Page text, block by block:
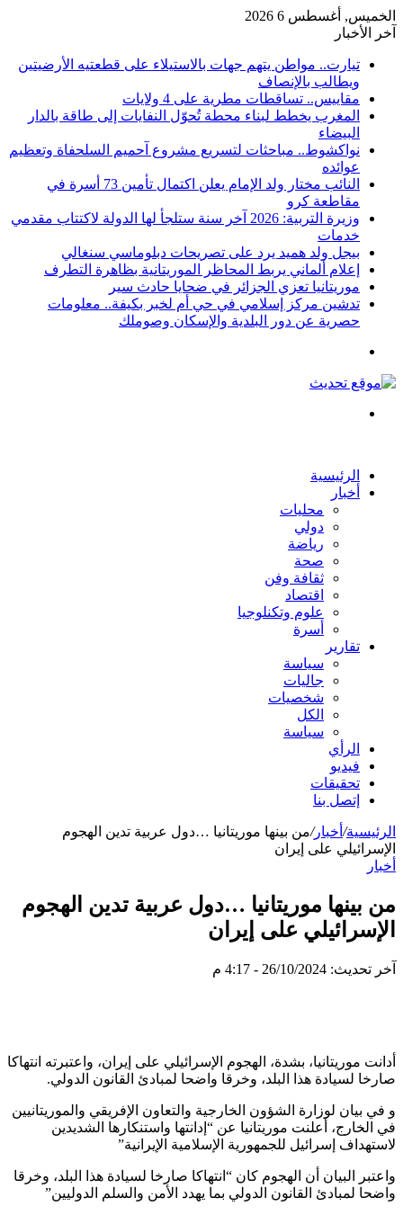
الخميس, أغسطس 6 2026
آخر الأخبار
تيارت.. مواطن يتهم جهات بالاستيلاء على قطعتيه الأرضيتين
ويطالب بالإنصاف
مقاييس.. تساقطات مطرية على 4 ولايات
المغرب يخطط لبناء محطة تُحوّل النفايات إلى طاقة بالدار
البيضاء
نواكشوط.. مباحثات لتسريع مشروع آحميم السلحفاة وتعظيم
عوائده
النائب مختار ولد الإمام يعلن اكتمال تأمين 73 أسرة في
مقاطعة كرو
وزيرة التربية: 2026 آخر سنة ستلجأ لها الدولة لاكتتاب مقدمي
خدمات
بيجل ولد هميد يرد على تصريحات دبلوماسي سنغالي
إعلام ألماني يربط المحاظر الموريتانية بظاهرة التطرف
موريتانيا تعزي الجزائر في ضحايا حادث سير
تدشين مركز إسلامي في حي أم لخبر بكيفة.. معلومات
حصرية عن دور البلدية والإسكان وصوملك
الرئيسية
أخبار
محليات
دولي
رياضة
صحة
ثقافة وفن
اقتصاد
علوم وتكنلوجيا
أسرة
تقارير
سياسة
جاليات
شخصيات
الكل
سياسة
الرأي
فيديو
تحقيقات
إتصل بنا
الرئيسية/ أخبار/من بينها موريتانيا …دول عربية تدين الهجوم
الإسرائيلي على إيران
أخبار
من بينها موريتانيا …دول عربية تدين الهجوم
الإسرائيلي على إيران
آخر تحديث: 26/10/2024 - 4:17 م
أدانت موريتانيا، بشدة، الهجوم الإسرائيلي على إيران، واعتبرته انتهاكا
صارخا لسيادة هذا البلد، وخرقا واضحا لمبادئ القانون الدولي.
و في بيان لوزارة الشؤون الخارجية والتعاون الإفريقي والموريتانيين
في الخارج، أعلنت موريتانيا عن “إدانتها واستنكارها الشديدين
لاستهداف إسرائيل للجمهورية الإسلامية الإيرانية”
واعتبر البيان أن الهجوم كان “انتهاكا صارخا لسيادة هذا البلد، وخرقا
واضحا لمبادئ القانون الدولي بما يهدد الأمن والسلم الدوليين”